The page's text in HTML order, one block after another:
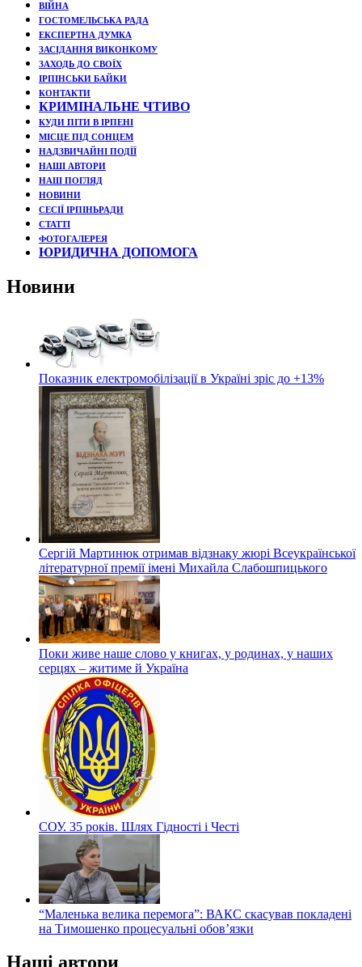
ВІЙНА
ГОСТОМЕЛЬСЬКА РАДА
ЕКСПЕРТНА ДУМКА
ЗАСІДАННЯ ВИКОНКОМУ
ЗАХОДЬ ДО СВОЇХ
ІРПІНСЬКИ БАЙКИ
КОНТАКТИ
КРИМІНАЛЬНЕ ЧТИВО
КУДИ ПІТИ В ІРПЕНІ
МІСЦЕ ПІД СОНЦЕМ
НАДЗВИЧАЙНІ ПОДЇЇ
НАШІ АВТОРИ
НАШ ПОГЛЯД
НОВИНИ
СЕСІЇ ІРПІНЬРАДИ
СТАТТІ
ФОТОГАЛЕРЕЯ
ЮРИДИЧНА ДОПОМОГА
Новини
Показник електромобілізації в Україні зріс до +13%
Сергій Мартинюк отримав відзнаку жюрі Всеукраїнської
літературної премії імені Михайла Слабошпицького
Поки живе наше слово у книгах, у родинах, у наших
серцях – житиме й Україна
СОУ. 35 років. Шлях Гідності і Честі
“Маленька велика перемога”: ВАКС скасував покладені
на Тимошенко процесуальні обов’язки
Наші автори